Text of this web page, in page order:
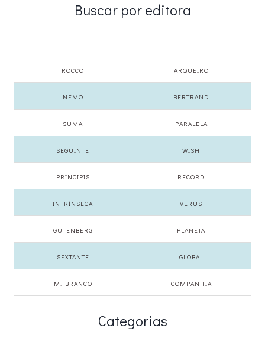
Buscar por editora
ROCCO ARQUEIRO
NEMO BERTRAND
SUMA PARALELA
SEGUINTE WISH
PRINCIPIS RECORD
INTRÍNSECA VERUS
GUTENBERG PLANETA
SEXTANTE GLOBAL
M. BRANCO COMPANHIA
Categorias